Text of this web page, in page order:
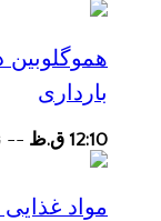
بارداری
12:10 ق.ظ --
مواد